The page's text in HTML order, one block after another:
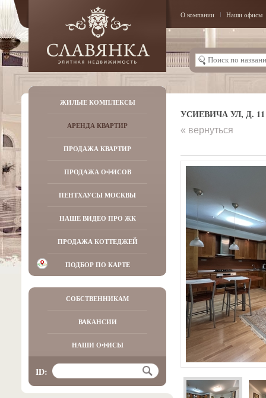
О компании Наши офисы
ЖИЛЫЕ КОМПЛЕКСЫ
АРЕНДА КВАРТИР
ПРОДАЖА КВАРТИР
ПРОДАЖА ОФИСОВ
ПЕНТХАУСЫ МОСКВЫ
НАШЕ ВИДЕО ПРО ЖК
ПРОДАЖА КОТТЕДЖЕЙ
ПОДБОР ПО КАРТЕ
СОБСТВЕННИКАМ
ВАКАНСИИ
НАШИ ОФИСЫ
ID:
УСИЕВИЧА УЛ, Д. 11
« вернуться